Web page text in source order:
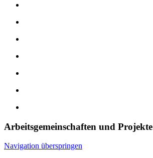
Arbeitsgemeinschaften und Projekte
Navigation überspringen